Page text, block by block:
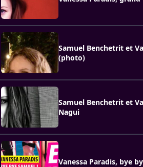
Samuel Benchetrit et
(photo)
Samuel Benchetrit et
Nagui
Vanessa Paradis, bye